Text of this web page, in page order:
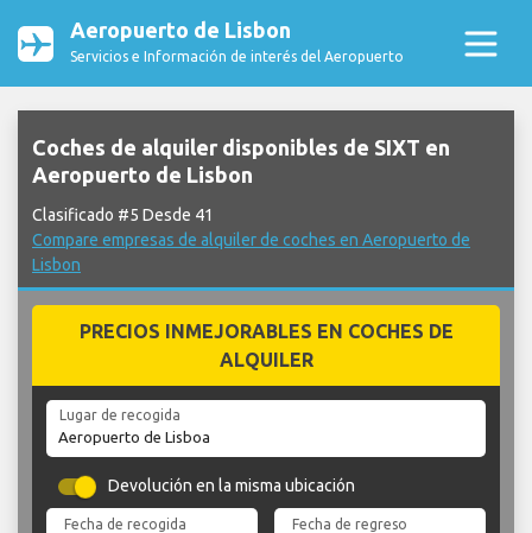
Aeropuerto de Lisbon
Servicios e Información de interés del Aeropuerto
Coches de alquiler disponibles de SIXT en
Aeropuerto de Lisbon
Clasificado #5 Desde 41
Compare empresas de alquiler de coches en Aeropuerto de
Lisbon
PRECIOS INMEJORABLES EN COCHES DE
ALQUILER
Lugar de recogida
Devolución en la misma ubicación
Fecha de recogida Fecha de regreso